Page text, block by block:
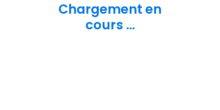
Chargement en
cours ...